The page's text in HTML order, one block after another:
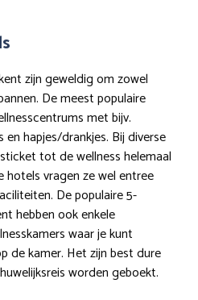
zijn geweldig om zowel
De meest populaire
met bijv.
hapjes/drankjes. Bij diverse
tot de wellness helemaal
vragen ze wel entree
De populaire 5-
hebben ook enkele
waar je kunt
de kamer. Het zijn best dure
worden geboekt.